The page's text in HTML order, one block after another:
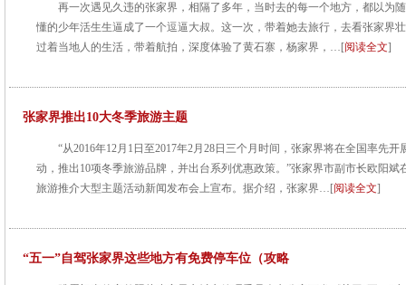
再一次遇见久违的张家界，相隔了多年，当时去的每一个地方，都以为
懂的少年活生生逼成了一个逗逼大叔。这一次，带着她去旅行，去看张家界
过着当地人的生活，带着航拍，深度体验了黄石寨，杨家界，…[阅读全文]
张家界推出10大冬季旅游主题
“从2016年12月1日至2017年2月28日三个月时间，张家界将在全国率先
动，推出10项冬季旅游品牌，并出台系列优惠政策。”张家界市副市长欧阳斌
旅游推介大型主题活动新闻发布会上宣布。据介绍，张家界…[阅读全文]
“五一”自驾张家界这些地方有免费停车位（攻略